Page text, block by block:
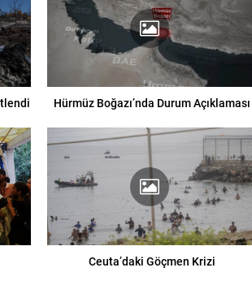
Hürmüz Boğazı’nda Durum Açıklaması
Ceuta’daki Göçmen Krizi